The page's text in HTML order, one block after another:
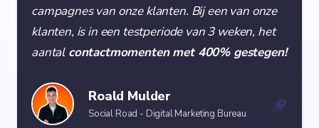
campagnes van onze klanten. Bij een van onze
klanten, is in een testperiode van 3 weken, het
aantalcontactmomenten met 400% gestegen!
Roald Mulder
Social Road - Digital Marketing Bureau